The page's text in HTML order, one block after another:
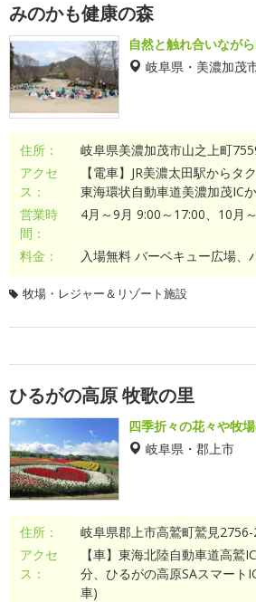
みのかも健康の森
自然と触れ合いなが
岐阜県・美濃加茂
住所：
岐阜県美濃加茂市山之上町
アクセ
ス：
【電車】JR美濃太田駅からタ
東海環状自動車道美濃加茂IC
営業時
間：
4月～9月 9:00～17:00、10月
料金： 入場無料 バーベキュー広場、
牧場・レジャー＆リゾート施設
ひるがの高原 牧歌の里
四季折々の花々や牧
岐阜県・郡上市
住所：
岐阜県郡上市高鷲町鷲見2756-
アクセ
ス：
【車】東海北陸自動車道高鷲
分、ひるがの高原SAスマート
車)